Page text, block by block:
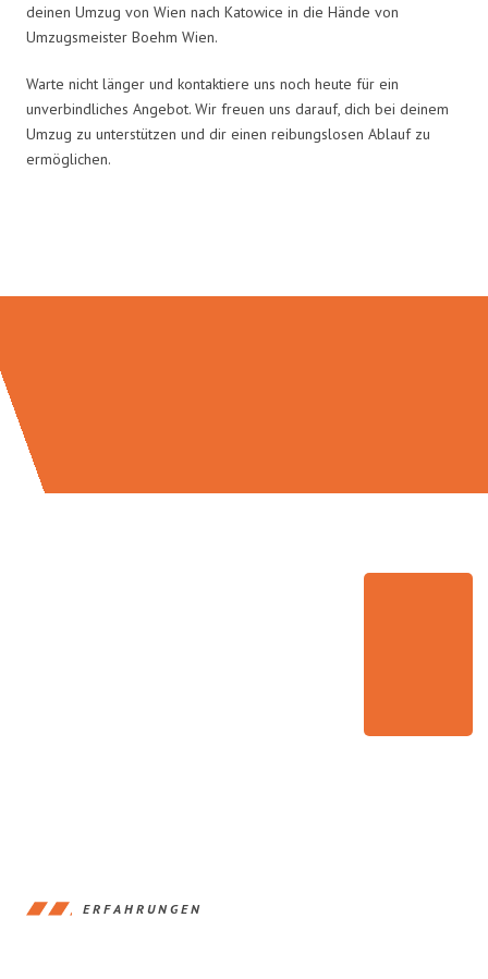
deinen Umzug von Wien nach Katowice in die Hände von
Umzugsmeister Boehm Wien.
Warte nicht länger und kontaktiere uns noch heute für ein
unverbindliches Angebot. Wir freuen uns darauf, dich bei deinem
Umzug zu unterstützen und dir einen reibungslosen Ablauf zu
ermöglichen.
ERFAHRUNGEN